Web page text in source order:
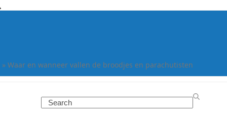
» Waar en wanneer vallen de broodjes en parachutisten
Search